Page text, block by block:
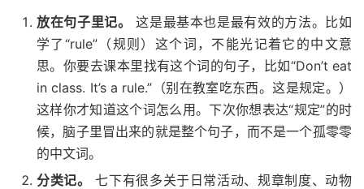
放在句子里记。
这是最基本也是最有效的方法。比如
学了“rule”（规则）这个词，不能光记着它的中文意
思。你要去课本里找有这个词的句子，比如“Don’t eat
in class. It’s a rule.”（别在教室吃东西。这是规定。）
这样你才知道这个词怎么用。下次你想表达“规定”的时
候，脑子里冒出来的就是整个句子，而不是一个孤零零
的中文词。
分类记。
七下有很多关于日常活动、规章制度、动物